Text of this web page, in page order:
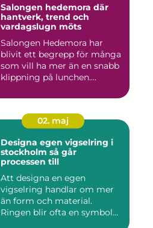
Salongen hedemora där
hantverk, trend och
vardagslugn möts
Salongen Hedemora har
blivit ett begrepp för många
som vill ha mer än en snabb
klippning på lunchen....
02. maj
Designa egen vigselring i
stockholm så går
processen till
Att designa en egen
vigselring handlar om mer
än form och material.
Ringen blir ofta en symbol